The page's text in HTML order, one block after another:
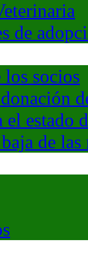
de
los socios
el estado
de